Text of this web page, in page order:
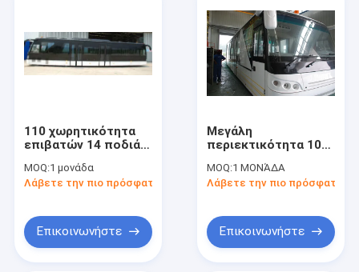
110 χωρητικότητα
επιβατών 14 ποδιά
καθισμάτων για τον
αερολιμένα
MOQ:1 μονάδα
Λάβετε την πιο πρόσφατη τιμή
Επικοινωνήστε
Μεγάλη
περιεκτικότητα 102
αερολιμένων
εξοπλισμού
επιβατών
MOQ:1 ΜΟΝΆΔΑ
Λάβετε την πιο πρόσφατη
Επικοινωνήστε